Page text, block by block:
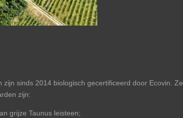
sinds 2014 biologisch gecertificeerd door Ecovin. Ze
zijn:
grijze Taunus leisteen;